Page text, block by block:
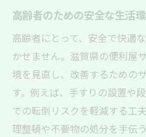
高齢者のための安全な生活
高齢者にとって、安全で快適
かせません。滋賀県の便利屋
境を見直し、改善するための
す。例えば、手すりの設置や
での転倒リスクを軽減する工
理整頓や不要物の処分を手伝